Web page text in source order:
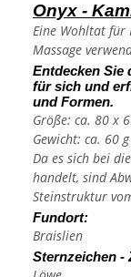
Onyx -
Eine Wohltat für
Massage
Entdecken Sie
für sich und
und Formen.
Größe: ca. 80 x
Gewicht: ca. 60 g
Da es sich bei
handelt, sind
Steinstruktur
Fundort:
Braislien
Sternzeichen -